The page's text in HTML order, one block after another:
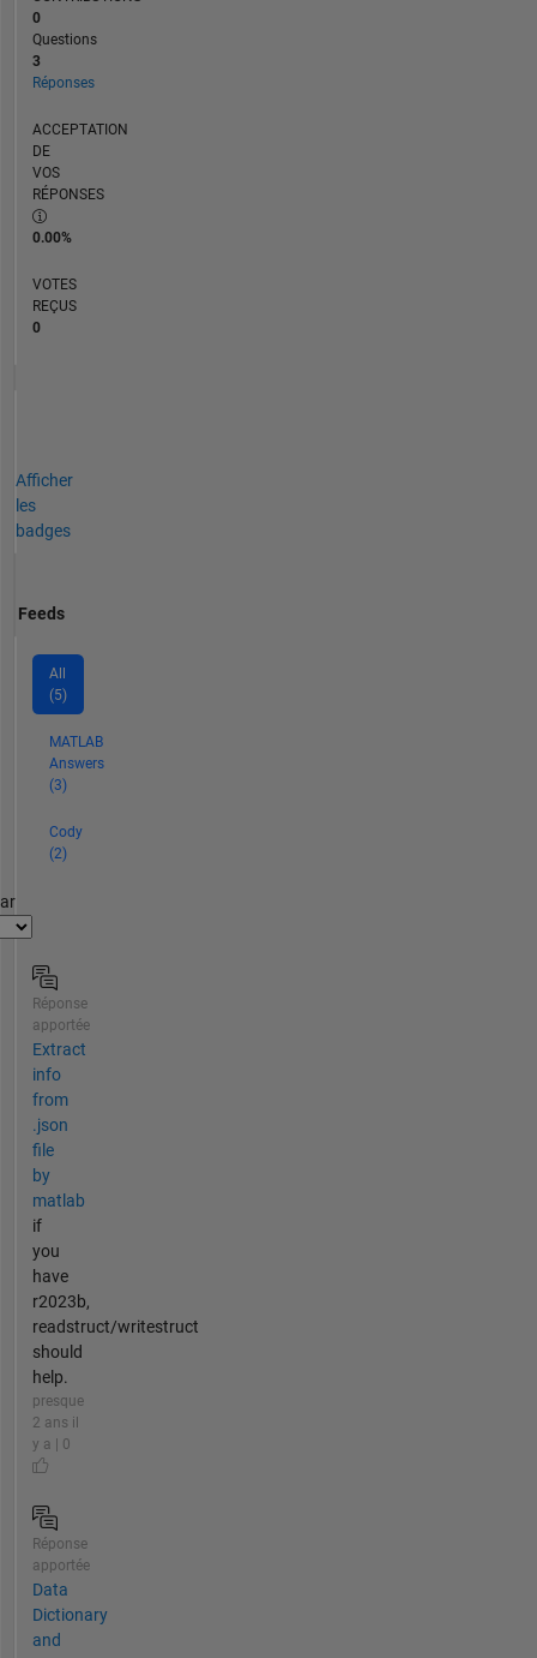
0
Questions
3
Réponses
ACCEPTATION
DE
VOS
RÉPONSES
0.00%
VOTES
REÇUS
0
Afficher
les
badges
Feeds
All
(5)
MATLAB
Answers
(3)
Cody
(2)
Réponse
apportée
Extract
info
from
.json
file
by
matlab
if
you
have
r2023b,
readstruct/writestruct
should
help.
presque
2 ans il
y a | 0
Réponse
apportée
Data
Dictionary
and